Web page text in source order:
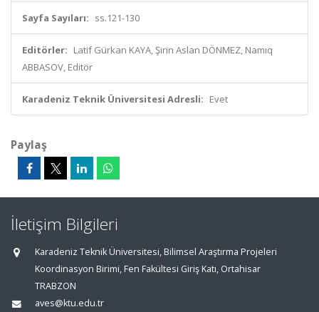
Sayfa Sayıları: ss.121-130
Editörler: Latif Gürkan KAYA, Şirin Aslan DÖNMEZ, Namıq
ABBASOV, Editör
Karadeniz Teknik Üniversitesi Adresli: Evet
Paylaş
İletişim Bilgileri
Karadeniz Teknik Üniversitesi, Bilimsel Araştırma Projeleri
Koordinasyon Birimi, Fen Fakültesi Giriş Katı, Ortahisar
TRABZON
aves@ktu.edu.tr